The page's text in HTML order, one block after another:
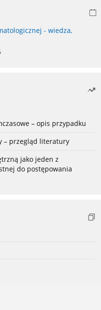
- wiedza,
– opis przypadku
– przegląd literatury
jako jeden z
do postępowania